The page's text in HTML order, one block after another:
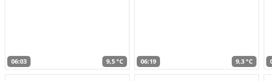
06:03 9,5 °C 06:19 9,3 °C